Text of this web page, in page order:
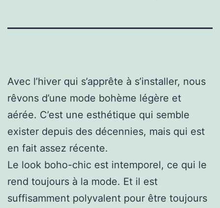
Avec l’hiver qui s’apprête à s’installer, nous
rêvons d’une mode bohème légère et
aérée. C’est une esthétique qui semble
exister depuis des décennies, mais qui est
en fait assez récente.
Le look boho-chic est intemporel, ce qui le
rend toujours à la mode. Et il est
suffisamment polyvalent pour être toujours